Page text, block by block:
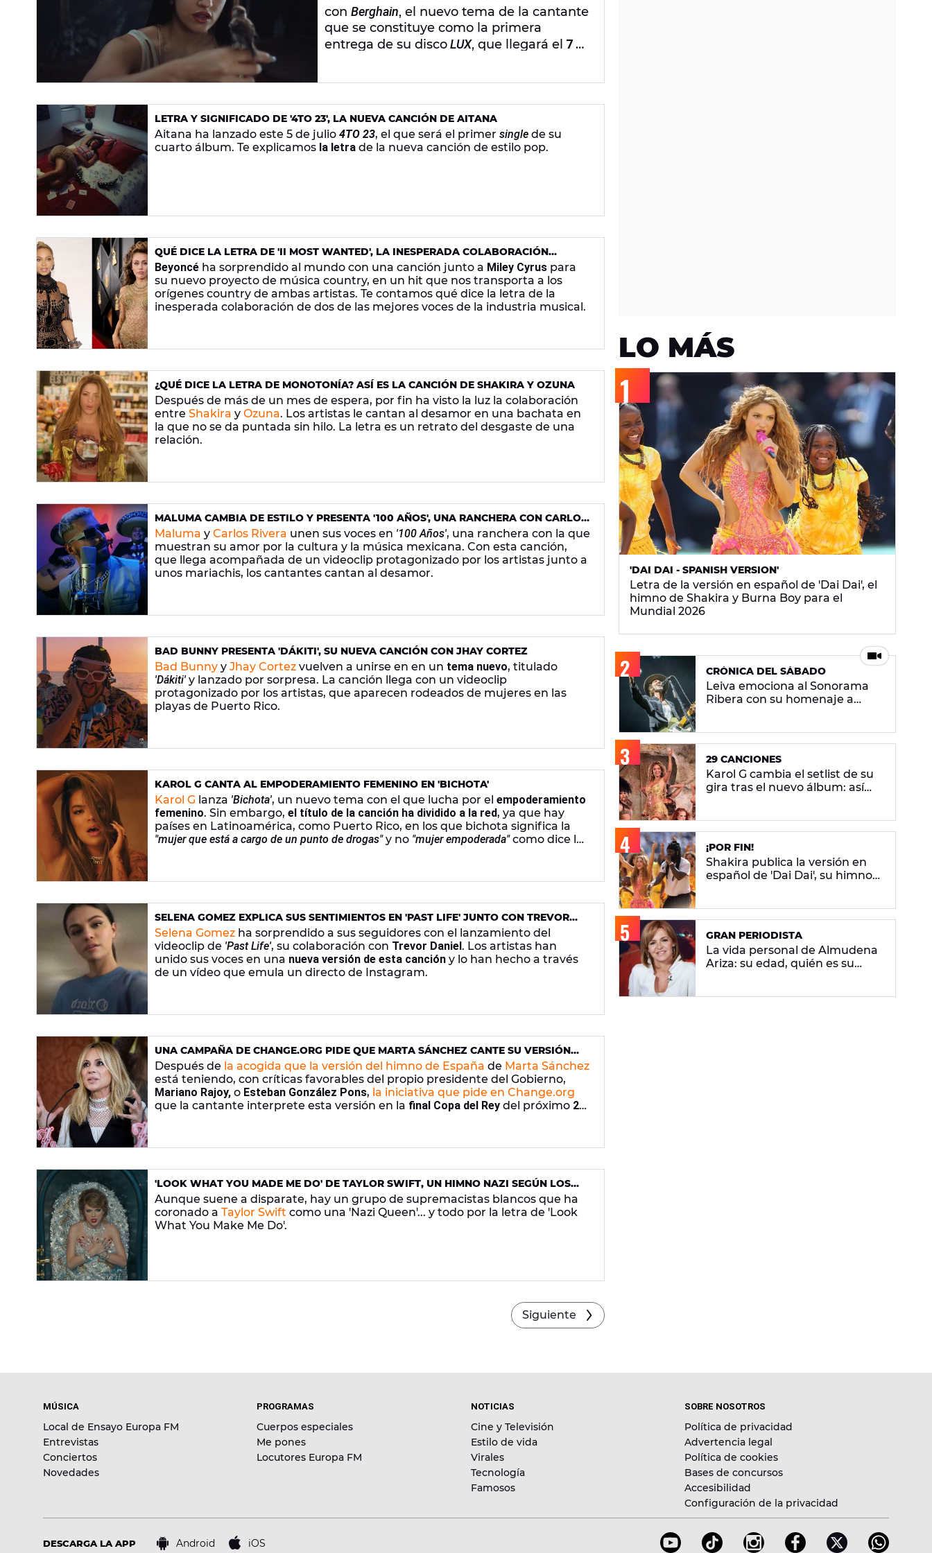
con Berghain, el nuevo tema de la cantante
que se constituye como la primera
entrega de su discoLUX, que llegará el 7 de
LETRA Y SIGNIFICADO DE '4TO 23', LA NUEVA CANCIÓN DE AITANA
Aitana ha lanzado este 5 de julio 4TO 23, el que será el primer single de su
cuarto álbum. Te explicamos la letra de la nueva canción de estilo pop.
QUÉ DICE LA LETRA DE 'II MOST WANTED', LA INESPERADA COLABORACIÓN
COUNTRY DE BEYONCÉ Y MILEY CYRUS
Beyoncé ha sorprendido al mundo con una canción junto a Miley Cyrus para
su nuevo proyecto de música country, en un hit que nos transporta a los
orígenes country de ambas artistas. Te contamos qué dice la letra de la
inesperada colaboración de dos de las mejores voces de la industria musical.
¿QUÉ DICE LA LETRA DE MONOTONÍA? ASÍ ES LA CANCIÓN DE SHAKIRA Y OZUNA
Después de más de un mes de espera, por fin ha visto la luz la colaboración
entre Shakira y Ozuna. Los artistas le cantan al desamor en una bachata en
la que no se da puntada sin hilo. La letra es un retrato del desgaste de una
relación.
MALUMA CAMBIA DE ESTILO Y PRESENTA '100 AÑOS', UNA RANCHERA CON CARLOS
RIVERA
Maluma y Carlos Rivera unen sus voces en '100 Años', una ranchera con la que
muestran su amor por la cultura y la música mexicana. Con esta canción,
que llega acompañada de un videoclip protagonizado por los artistas junto a
unos mariachis, los cantantes cantan al desamor.
BAD BUNNY PRESENTA 'DÁKITI', SU NUEVA CANCIÓN CON JHAY CORTEZ
Bad Bunny y Jhay Cortez vuelven a unirse en en un tema nuevo, titulado
'Dákiti' y lanzado por sorpresa. La canción llega con un videoclip
protagonizado por los artistas, que aparecen rodeados de mujeres en las
playas de Puerto Rico.
KAROL G CANTA AL EMPODERAMIENTO FEMENINO EN 'BICHOTA'
Karol G lanza 'Bichota', un nuevo tema con el que lucha por el empoderamiento
femenino. Sin embargo, el título de la canción ha dividido a la red, ya que hay
países en Latinoamérica, como Puerto Rico, en los que bichota significa la
"mujer que está a cargo de un punto de drogas"y no "mujer empoderada"como dice la
SELENA GOMEZ EXPLICA SUS SENTIMIENTOS EN 'PAST LIFE' JUNTO CON TREVOR
DANIEL
Selena Gomez ha sorprendido a sus seguidores con el lanzamiento del
videoclip de 'Past Life', su colaboración con Trevor Daniel. Los artistas han
unido sus voces en una nueva versión de esta canción y lo han hecho a través
de un vídeo que emula un directo de Instagram.
UNA CAMPAÑA DE CHANGE.ORG PIDE QUE MARTA SÁNCHEZ CANTE SU VERSIÓN
DEL HIMNO DE ESPAÑA EN LA FINAL DE COPA DEL REY
Después de la acogida que la versión del himno de España de Marta Sánchez
está teniendo, con críticas favorables del propio presidente del Gobierno,
Mariano Rajoy, o Esteban González Pons, la iniciativa que pide en Change.org
que la cantante interprete esta versión en la final Copa del Rey del próximo 21
Copa del Rey".
'LOOK WHAT YOU MADE ME DO' DE TAYLOR SWIFT, UN HIMNO NAZI SEGÚN LOS
SUPREMACISTAS BLANCOS
Aunque suene a disparate, hay un grupo de supremacistas blancos que ha
coronado a Taylor Swift como una 'Nazi Queen'... y todo por la letra de 'Look
What You Make Me Do'.
Siguiente
LO MÁS
'DAI DAI - SPANISH VERSION'
Letra de la versión en español de 'Dai Dai', el
himno de Shakira y Burna Boy para el
Mundial 2026
CRÓNICA DEL SÁBADO
Leiva emociona al Sonorama
Ribera con su homenaje a
29 CANCIONES
Karol G cambia el setlist de su
gira tras el nuevo álbum: así
¡POR FIN!
Shakira publica la versión en
español de 'Dai Dai', su himno
GRAN PERIODISTA
La vida personal de Almudena
Ariza: su edad, quién es su
MÚSICA
Local de Ensayo Europa FM
Entrevistas
Conciertos
Novedades
PROGRAMAS
Cuerpos especiales
Me pones
Locutores Europa FM
NOTICIAS
Cine y Televisión
Estilo de vida
Virales
Tecnología
Famosos
SOBRE NOSOTROS
Política de privacidad
Advertencia legal
Política de cookies
Bases de concursos
Accesibilidad
Configuración de la privacidad
DESCARGA LA APP Android iOS